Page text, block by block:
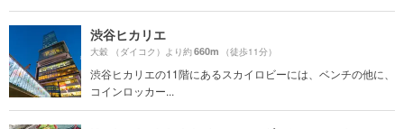
渋谷ヒカリエ
大穀 （ダイコク）より約660m （徒歩11分）
渋谷ヒカリエの11階にあるスカイロビーには、ベンチの他に、
コインロッカー...